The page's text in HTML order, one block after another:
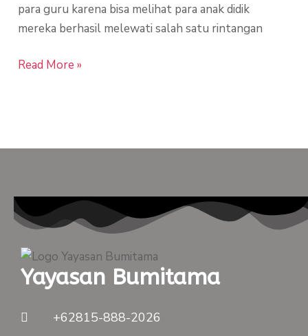
para guru karena bisa melihat para anak didik
mereka berhasil melewati salah satu rintangan
Read More »
Yayasan Bumitama
+62815-888-2026